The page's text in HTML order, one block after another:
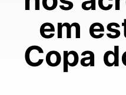
em
Copa